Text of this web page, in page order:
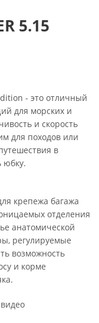
5.15
- это отличный
для морских и
и скорость
для походов или
в
юбку.
крепежа багажа
отделения
анатомической
регулируемые
возможность
и корме